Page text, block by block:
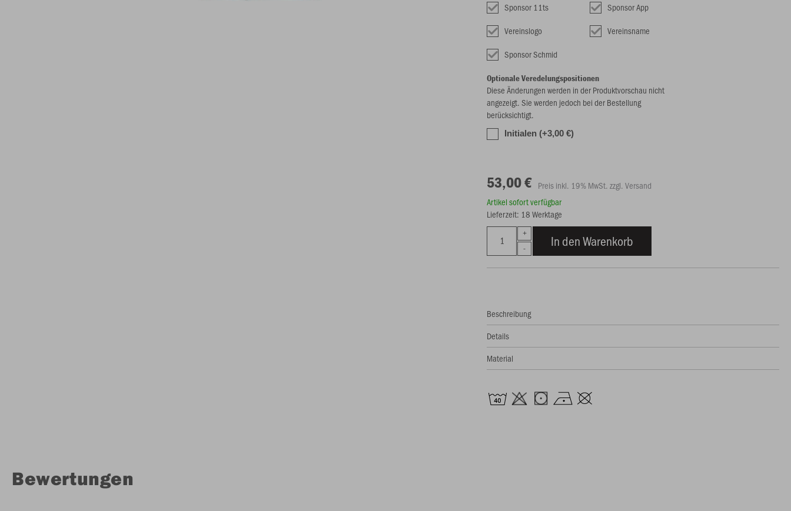
Sponsor 11ts
Sponsor App
Vereinslogo
Vereinsname
Sponsor Schmid
Optionale Veredelungspositionen
Diese Änderungen werden in der Produktvorschau nicht
angezeigt. Sie werden jedoch bei der Bestellung
berücksichtigt.
Initialen (+3,00 €)
53,00 € Preis inkl. 19% MwSt. zzgl. Versand
Artikel sofort verfügbar
Lieferzeit: 18 Werktage
In den Warenkorb
Beschreibung
Details
Material
Bewertungen